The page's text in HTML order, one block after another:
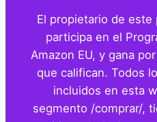
El propietario de este
participa en el
Amazon EU, y gana
que califican. Todos
incluidos en esta
segmento /comprar/,